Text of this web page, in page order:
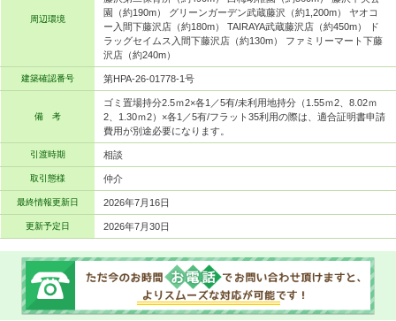
周辺環境
園（約190m） グリーンガーデン武蔵藤沢（約1,200m） ヤオコ
ー入間下藤沢店（約180m） TAIRAYA武蔵藤沢店（約450m） ド
ラッグセイムス入間下藤沢店（約130m） ファミリーマート下藤
沢店（約240m）
建築確認番号 第HPA-26-01778-1号
備 考
ゴミ置場持分2.5ｍ2×各1／5有/未利用地持分（1.55ｍ2、8.02ｍ
2、1.30ｍ2）×各1／5有/フラット35利用の際は、適合証明書申請
費用が別途必要になります。
引渡時期 相談
取引態様 仲介
最終情報更新日 2026年7月16日
更新予定日 2026年7月30日